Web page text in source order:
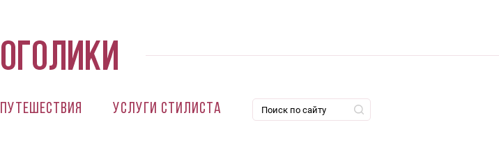
Путешествия Услуги стилиста